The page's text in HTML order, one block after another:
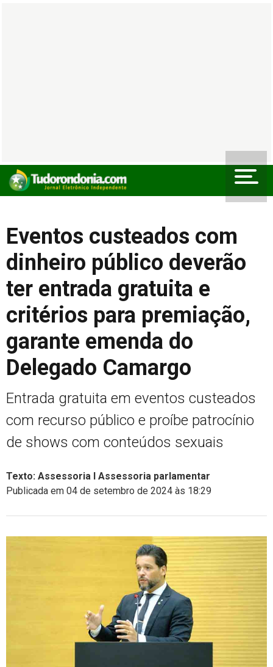
Eventos custeados com
dinheiro público deverão
ter entrada gratuita e
critérios para premiação,
garante emenda do
Delegado Camargo
Entrada gratuita em eventos custeados
com recurso público e proíbe patrocínio
de shows com conteúdos sexuais
Texto: Assessoria I Assessoria parlamentar
Publicada em 04 de setembro de 2024 às 18:29